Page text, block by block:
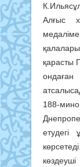
Алғыс
қарасты
ондаған
188-
етудегі